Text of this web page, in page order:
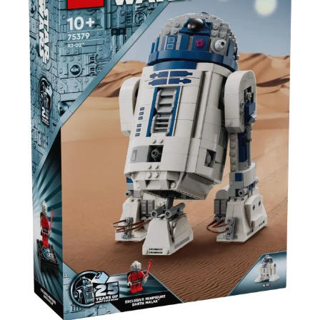
der App bieten unzählige Spielmöglichkeiten. Zum Produkt: - Fans von
Bauspielzeugen werden es lieben, ihre eigene Modellversion des Mercedes-Benz
Zetros Offroad-Trucks zu bauen. Sieh dir all die coolen Funktionen an, die sich mit
Hilfe der LEGO® Technic CONTROL+ App steuern lassen. - Der LEGO® Technic
4x4 Mercedes-Benz Zetros Offroad-Truck (42129) steckt voller authentischer
Details wie der funktionierenden Federung an allen 4 Rädern, dem detailgetreuen
Getriebe und der Differenzialsperre. - Aufkleber mit Motorsportmotiven und 2
Feuerlöscher zählen zu den realistischen Designelementen. Markiere eine
Hindernisstrecke mit den Flaggen und stell das Können des LKW in
unterschiedlichem Gelände auf die Probe. - Das tolle Set lässt Erwachsene und
Kinder ab 12 Jahren wunderbar miteinander bauen und spielen. Außerdem ist das
Modell ein tolles Spielzeug für junge LEGO® Baumeister, die sich auf ein
anspruchsvolles Bauerlebnis freuen. - Das Spielzeug-LKW ist 21 cm hoch, 48 cm
lang und 19 cm breit. - 6 AA-Batterien sind erforderlich (nicht enthalten). Die
Batteriebox lässt sich mühelos entnehmen. Das erleichtert den Batteriewechsel. -
Dieser fern- und appgesteuerte LEGO® Technic LKW wird von einem Bluetooth®-
gesteuerten Smarthub, 3 großen Motoren und einem mittleren Motor angetrieben,
die diesem Set beiliegen. - LEGO® Technic Bauspielzeuge bieten LEGO Fans, die
schon der nächsten Bauherausforderung entgegenfiebern, ein anspruchsvolles
Bauerlebnis. - LEGO® Technic Elemente entsprechen bereits seit 1958 strengen
Branchenstandards,damit sie einheitlich und kompatibel sind und sich jedes Mal
zuverlässig zusammenstecken lassen. - LEGO® Technic Elemente werden Fall-,
Hitze-, Druck- und Torsionstests unterzogen und analysiert, damit sie strenge
globale Sicherheitsstandards erfüllen. Hinweis: Altersempfehlung: ab 12+ Jahren
Teile: 2110 Sicherheitshinweis: ACHTUNG! Erstickungsgefahr. Verschluckbare
Kleinteile. Vorteile auf einen Blick: Durchdachte Konstruktion und hochwertige
Verarbeitung Kompatibel mit gängigen Modellbausystemen Ideal für Einsteiger
und erfahrene Modellbauer ACHTUNG! Benutzung unter unmittelbarer Aufsicht
von Erwachsenen